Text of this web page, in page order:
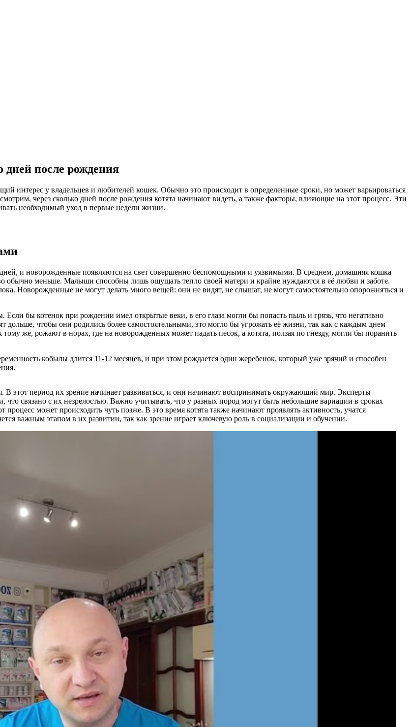
дней после рождения
интерес у владельцев и любителей кошек. Обычно это происходит в определенные сроки, но может варьироваться
через сколько дней после рождения котята начинают видеть, а также факторы, влияющие на этот процесс. Эти
необходимый уход в первые недели жизни.
и новорожденные появляются на свет совершенно беспомощными и уязвимыми. В среднем, домашняя кошка
обычно меньше. Малыши способны лишь ощущать тепло своей матери и крайне нуждаются в её любви и заботе.
Новорожденные не могут делать много вещей: они не видят, не слышат, не могут самостоятельно опорожняться и
бы котенок при рождении имел открытые веки, в его глаза могли бы попасть пыль и грязь, что негативно
дольше, чтобы они родились более самостоятельными, это могло бы угрожать её жизни, так как с каждым днем
же, рожают в норах, где на новорожденных может падать песок, а котята, ползая по гнезду, могли бы поранить
кобылы длится 11-12 месяцев, и при этом рождается один жеребенок, который уже зрячий и способен
В этот период их зрение начинает развиваться, и они начинают воспринимать окружающий мир. Эксперты
что связано с их незрелостью. Важно учитывать, что у разных пород могут быть небольшие вариации в сроках
может происходить чуть позже. В это время котята также начинают проявлять активность, учатся
важным этапом в их развитии, так как зрение играет ключевую роль в социализации и обучении.